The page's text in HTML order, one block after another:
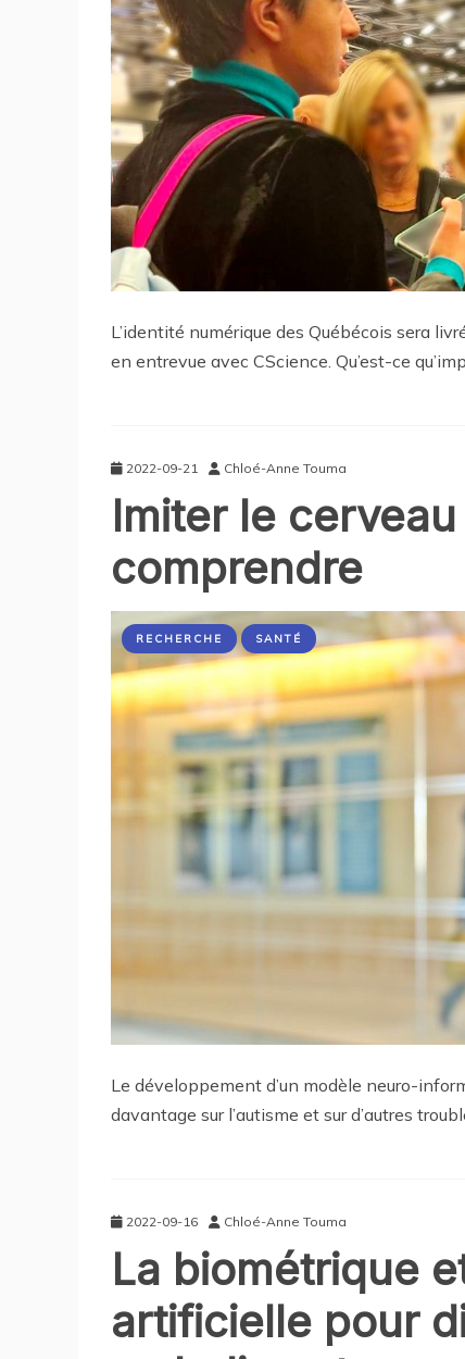
L’identité numérique des Québécois sera
en entrevue avec CScience. Qu’est-ce
2022-09-21 Chloé-Anne Touma
Imiter le
comprendre
RECHERCHE SANTÉ
Le développement d’un modèle neuro-
davantage sur l’autisme et sur d’autres
2022-09-16 Chloé-Anne Touma
La biométrique
artificielle pour